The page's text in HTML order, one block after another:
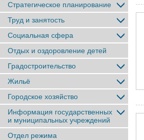
Стратегическое планирование
Труд и занятость
Социальная сфера
Отдых и оздоровление детей
Градостроительство
Жильё
Городское хозяйство
Информация государственных
и муниципальных учреждений
Отдел режима